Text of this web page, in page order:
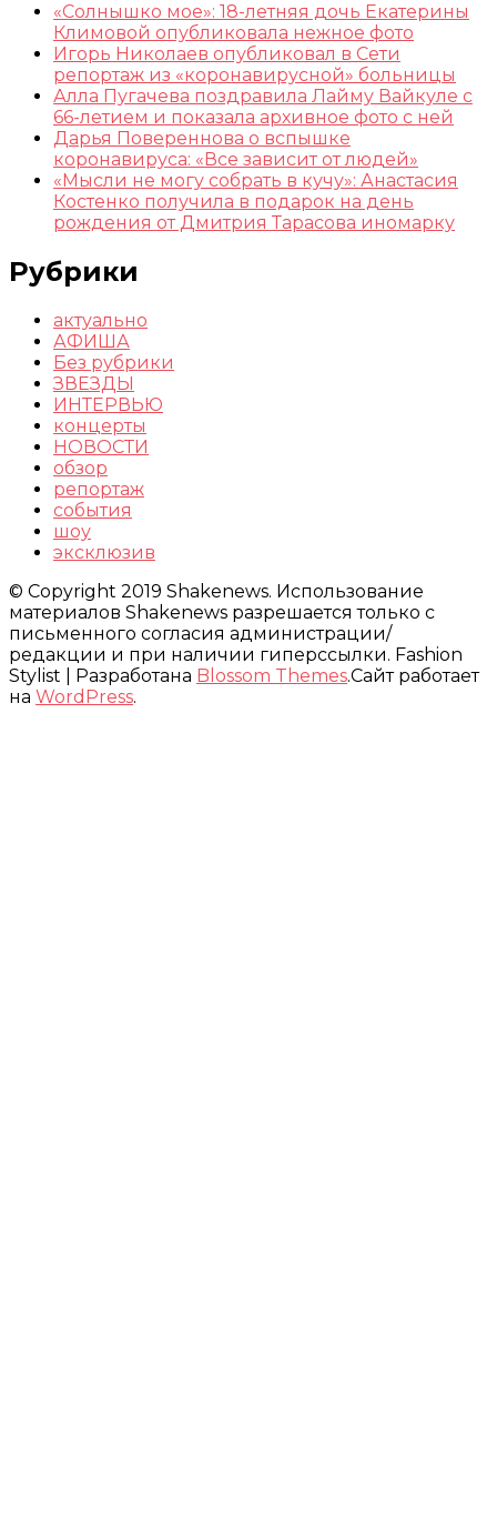
«Солнышко мое»: 18-летняя дочь Екатерины
Климовой опубликовала нежное фото
Игорь Николаев опубликовал в Сети
репортаж из «коронавирусной» больницы
Алла Пугачева поздравила Лайму Вайкуле с
66-летием и показала архивное фото с ней
Дарья Повереннова о вспышке
коронавируса: «Все зависит от людей»
«Мысли не могу собрать в кучу»: Анастасия
Костенко получила в подарок на день
рождения от Дмитрия Тарасова иномарку
Рубрики
актуально
АФИША
Без рубрики
ЗВЕЗДЫ
ИНТЕРВЬЮ
концерты
НОВОСТИ
обзор
репортаж
события
шоу
эксклюзив
© Copyright 2019 Shakenews. Использование
материалов Shakenews разрешается только с
письменного согласия администрации/
редакции и при наличии гиперссылки. Fashion
Stylist | Разработана Blossom Themes.Сайт работает
на WordPress.